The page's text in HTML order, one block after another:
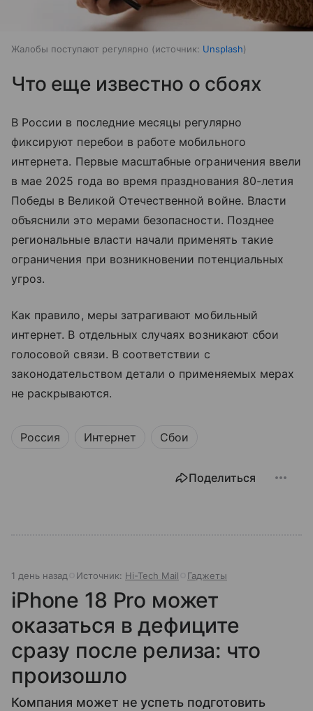
Жалобы поступают регулярно источник: Unsplash
Что еще известно о сбоях
В России в последние месяцы регулярно
фиксируют перебои в работе мобильного
интернета. Первые масштабные ограничения ввели
в мае 2025 года во время празднования 80-летия
Победы в Великой Отечественной войне. Власти
объяснили это мерами безопасности. Позднее
региональные власти начали применять такие
ограничения при возникновении потенциальных
угроз.
Как правило, меры затрагивают мобильный
интернет. В отдельных случаях возникают сбои
голосовой связи. В соответствии с
законодательством детали о применяемых мерах
не раскрываются.
Россия Интернет Сбои
Поделиться
1 день назад Источник: Hi-Tech Mail Гаджеты
iPhone 18 Pro может
оказаться в дефиците
сразу после релиза: что
произошло
Компания может не успеть подготовить